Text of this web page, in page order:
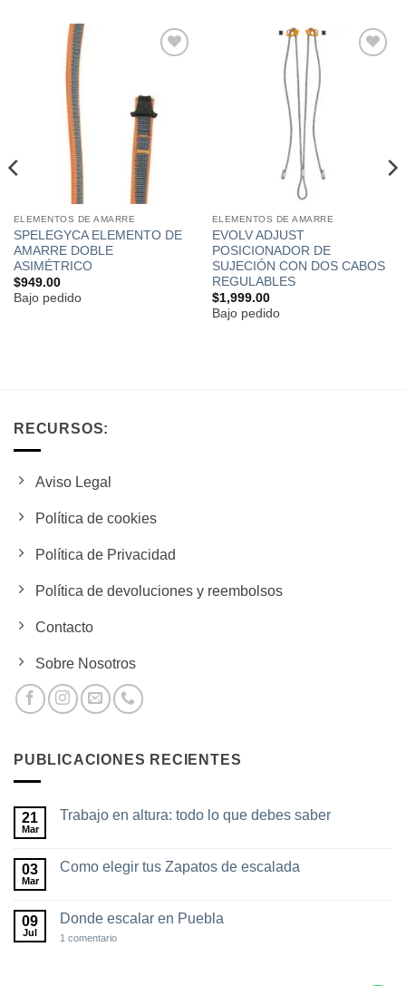
lista de
deseos
ELEMENTOS DE AMARRE
SPELEGYCA ELEMENTO DE
AMARRE DOBLE
ASIMÉTRICO
$949.00
Bajo pedido
ELEMENTOS DE AMARRE
EVOLV ADJUST
POSICIONADOR DE
SUJECIÓN CON DOS CABOS
REGULABLES
$1,999.00
Bajo pedido
RECURSOS:
Aviso Legal
Política de cookies
Política de Privacidad
Política de devoluciones y reembolsos
Contacto
Sobre Nosotros
PUBLICACIONES RECIENTES
21
Mar
Trabajo en altura: todo lo que debes saber
en
todo
lo
que
03
Mar
Como elegir tus Zapatos de escalada
en
elegir
09
Jul
Donde escalar en Puebla
1 comentarioen